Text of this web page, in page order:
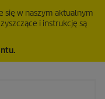
się w naszym aktualnym
i instrukcję są